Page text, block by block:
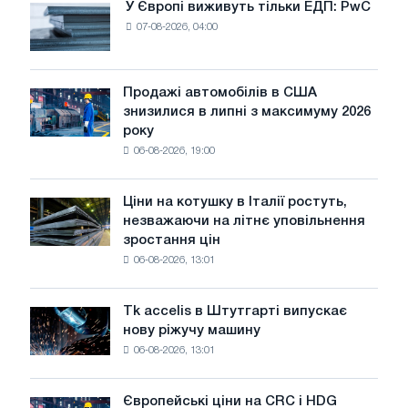
Європі
виживуть
тільки
ЕДП:
PwC
У Європі виживуть тільки ЕДП: PwC
07-08-2026, 04:00
Продажі
автомобілів
в
липні
з
максимуму
року
Продажі автомобілів в США
знизилися в липні з максимуму 2026
року
06-08-2026, 19:00
Ціни
на
котушку
незважаючи
на
літнє
уповільнення
зростання
Ціни на котушку в Італії ростуть,
незважаючи на літнє уповільнення
зростання цін
06-08-2026, 13:01
Tk
accelis
в
Tk accelis в Штутгарті випускає
нову ріжучу машину
06-08-2026, 13:01
Європейські ціни на CRC і HDG